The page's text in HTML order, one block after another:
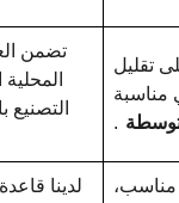
تقليل
مناسبة
.
تضمن
مناسب،
لدينا